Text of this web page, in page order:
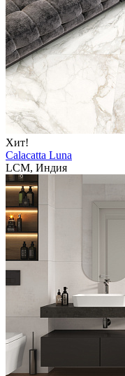
Хит!
Calacatta Luna
LCM, Индия